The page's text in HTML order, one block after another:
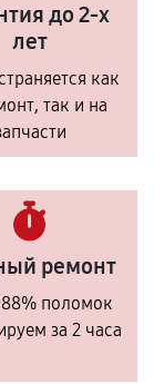
до 2-х
лет
как
так и на
ремонт
поломок
за 2 часа